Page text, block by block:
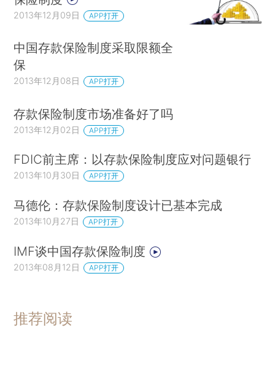
2013年12月09日 APP打开
中国存款保险制度采取限额全
保
2013年12月08日 APP打开
存款保险制度市场准备好了吗
2013年12月02日 APP打开
FDIC前主席：以存款保险制度应对问题银行
2013年10月30日 APP打开
马德伦：存款保险制度设计已基本完成
2013年10月27日 APP打开
IMF谈中国存款保险制度
2013年08月12日 APP打开
推荐阅读